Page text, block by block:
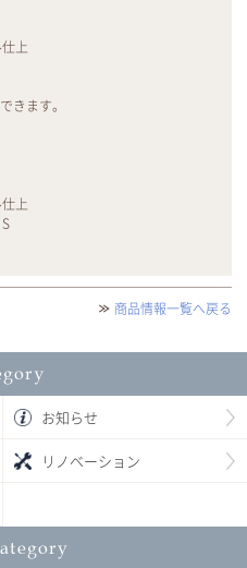
上
きます。
上
商品情報一覧へ戻る
お知らせ
リノベーション